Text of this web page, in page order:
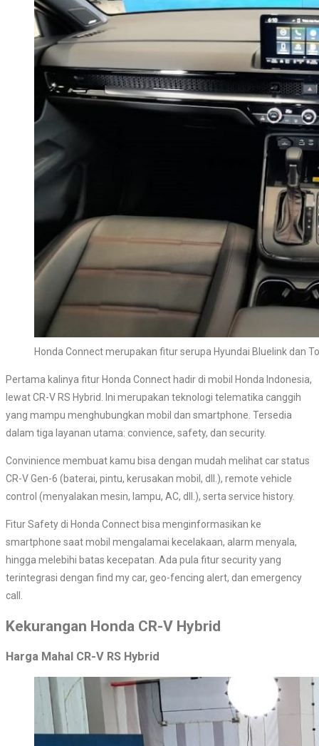
Honda Connect merupakan fitur serupa Hyundai Bluelink dan
Pertama kalinya fitur Honda Connect hadir di mobil Honda Indonesia,
lewat CR-V RS Hybrid. Ini merupakan teknologi telematika canggih
yang mampu menghubungkan mobil dan smartphone. Tersedia
dalam tiga layanan utama: convience, safety, dan security.
Convinience membuat kamu bisa dengan mudah melihat car status
CR-V Gen-6 (baterai, pintu, kerusakan mobil, dll.), remote vehicle
control (menyalakan mesin, lampu, AC, dll.), serta service history.
Fitur Safety di Honda Connect bisa menginformasikan ke
smartphone saat mobil mengalamai kecelakaan, alarm menyala,
hingga melebihi batas kecepatan. Ada pula fitur security yang
terintegrasi dengan find my car, geo-fencing alert, dan emergency
call.
Kekurangan Honda CR-V Hybrid
Harga Mahal CR-V RS Hybrid